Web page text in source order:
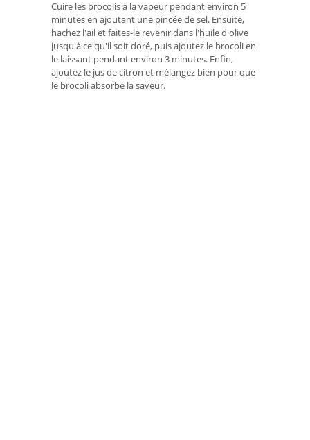
Cuire les brocolis à la vapeur pendant environ 5
minutes en ajoutant une pincée de sel. Ensuite,
hachez l'ail et faites-le revenir dans l'huile d'olive
jusqu'à ce qu'il soit doré, puis ajoutez le brocoli en
le laissant pendant environ 3 minutes. Enfin,
ajoutez le jus de citron et mélangez bien pour que
le brocoli absorbe la saveur.